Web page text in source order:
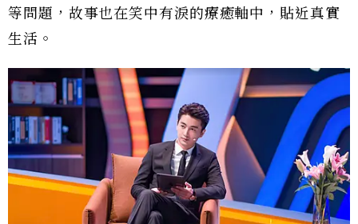
等問題，故事也在笑中有淚的療癒軸中，貼近真實
生活。